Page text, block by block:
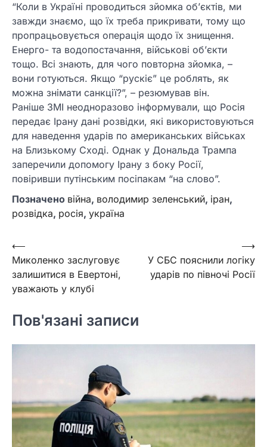
“Коли в Україні проводиться зйомка об’єктів, ми
завжди знаємо, що їх треба прикривати, тому що
пропрацьовується операція щодо їх знищення.
Енерго- та водопостачання, військові обʼєкти
тощо. Всі знають, для чого повторна зйомка, –
вони готуються. Якщо “рускіє” це роблять, як
можна знімати санкції?”, – резюмував він.
Раніше ЗМІ неодноразово інформували, що Росія
передає Ірану дані розвідки, які використовуються
для наведення ударів по американських військах
на Близькому Сході. Однак у Дональда Трампа
заперечили допомогу Ірану з боку Росії,
повіривши путінським посіпакам “на слово”.
Позначено війна, володимир зеленський, іран,
розвідка, росія, україна
Навігація
записів
⟵
Миколенко заслуговує
залишитися в Евертоні,
уважають у клубі
У СБС пояснили логіку
ударів по півночі Росії
⟶
Пов'язані записи